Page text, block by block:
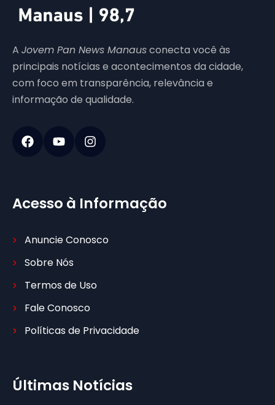
A Jovem Pan News Manausconecta você às
principais notícias e acontecimentos da cidade,
com foco em transparência, relevância e
informação de qualidade.
Acesso à Informação
Anuncie Conosco
Sobre Nós
Termos de Uso
Fale Conosco
Políticas de Privacidade
Últimas Notícias